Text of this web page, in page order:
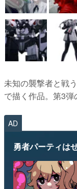
未知の襲撃者と戦
で描く作品。第3
AD
勇者パーティは